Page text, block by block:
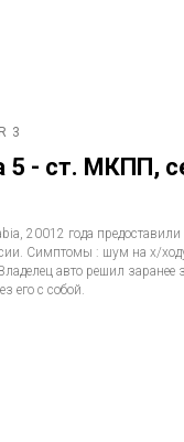
3
5 - ст. МКПП,
20012 года
Симптомы : шум на х/
авто решил заранее
его с собой.